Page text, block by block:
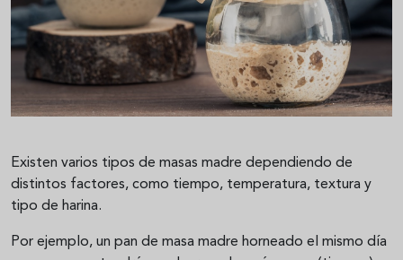
Existen varios tipos de masas madre dependiendo de
distintos factores, como tiempo, temperatura, textura y
tipo de harina.
Por ejemplo, un pan de masa madre horneado el mismo día